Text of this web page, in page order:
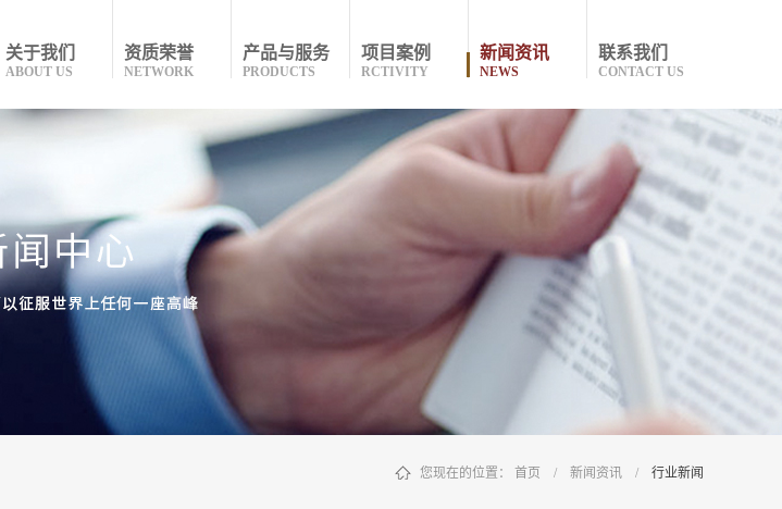
关于我们
ABOUT US
资质荣誉
NETWORK
产品与服务
PRODUCTS
项目案例
RCTIVITY
新闻资讯
NEWS
联系我们
CONTACT US
您现在的位置： 首页 / 新闻资讯 / 行业新闻